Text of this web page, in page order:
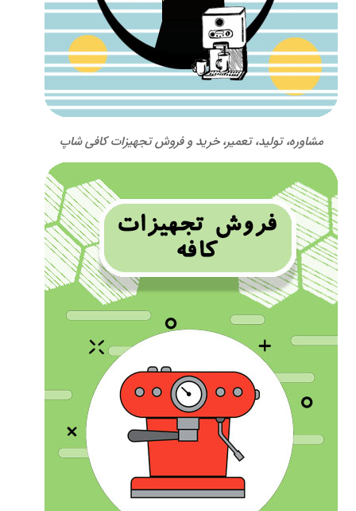
مشاوره، تولید، تعمیر، خرید و فروش تجهیزات کافی شاپ